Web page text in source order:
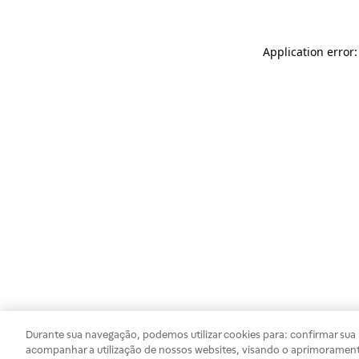
Application
Durante sua navegação, podemos utilizar cookies para: confirmar
acompanhar a utilização de nossos websites, visando o